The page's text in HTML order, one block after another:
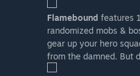
Flamebound features
randomized mobs &
gear up your hero
from the damned. But